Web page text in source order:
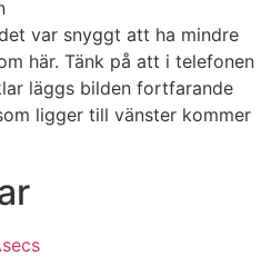
var snyggt att ha mindre
här. Tänk på att i telefonen
läggs bilden fortfarande
ligger till vänster kommer